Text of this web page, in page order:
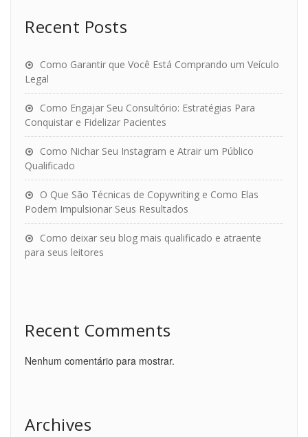
Recent Posts
Como Garantir que Você Está Comprando um Veículo
Legal
Como Engajar Seu Consultório: Estratégias Para
Conquistar e Fidelizar Pacientes
Como Nichar Seu Instagram e Atrair um Público
Qualificado
O Que São Técnicas de Copywriting e Como Elas
Podem Impulsionar Seus Resultados
Como deixar seu blog mais qualificado e atraente
para seus leitores
Recent Comments
Nenhum comentário para mostrar.
Archives